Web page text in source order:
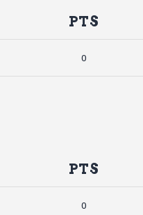
PTS
0
PTS
0